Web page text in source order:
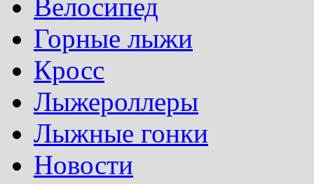
Велосипед
Горные лыжи
Кросс
Лыжероллеры
Лыжные гонки
Новости